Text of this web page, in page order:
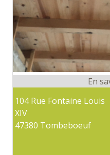
104 Rue Fontaine Louis
XIV
47380 Tombeboeuf